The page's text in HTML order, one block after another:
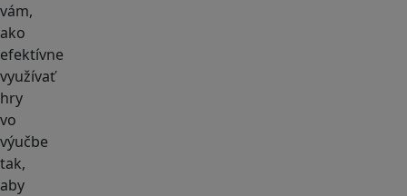
vám,
ako
efektívne
využívať
hry
vo
výučbe
tak,
aby